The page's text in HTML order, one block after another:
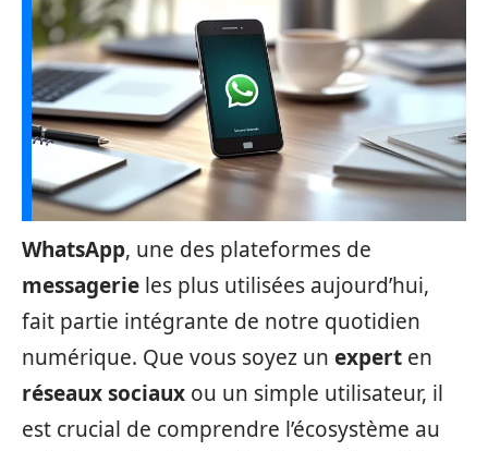
WhatsApp, une des plateformes de
messagerie les plus utilisées aujourd’hui,
fait partie intégrante de notre quotidien
numérique. Que vous soyez un expert en
réseaux sociaux ou un simple utilisateur, il
est crucial de comprendre l’écosystème au